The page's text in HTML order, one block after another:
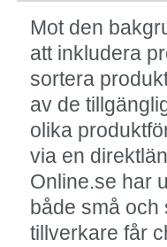
Mot den
att inkludera
sortera
av de
olika
via en
Online.se har
både små
tillverkare får